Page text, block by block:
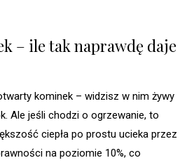
– ile tak naprawdę daje
kominek – widzisz w nim żywy
Ale jeśli chodzi o ogrzewanie, to
ciepła po prostu ucieka przez
na poziomie 10%, co